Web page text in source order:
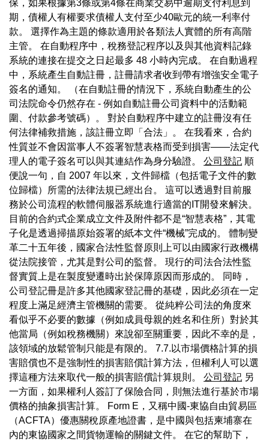
保，如果根據第3條或第4條在商業交易中逾期支付利息到
期，債權人有權要求債權人支付至少40歐元的統一利率付
款。 選擇作為主題的條款適用於各類法人實體的所有高階
主管。 在自動程序中，稅務登記程序以及與其他資料記錄
系統的連接在提交之日起最多 48 小時內完成。 在自動過程
中，系統產生自動註冊，註冊請求者收到帶有增強安全電子
簽名的通知。 （在自動註冊的情況下，系統自動產生的公
司法院命令仍然存在 - 例如自動註冊公司資料中的活動範
圍、付款參考號碼）。 對於自動程序中建立的註冊沒有任
何法律補救措施，該註冊立即「合法」。 在我看來，合約
性質並不會因當事人不簽署智慧表格而受到損害——法定代
理人的電子簽名可以與其連結作為身分驗證。 公司登記 順
便說一句，自 2007 年以來，文件歸檔（包括電子文件的數
位歸檔）所需的法律法規已經出台。 這可以透過對目前服
務於公司流程的軟體伺服器系統進行適當的IT開發來解決。
目前的合約式企業成立文件及附件都不是“智慧表格”，其電
子化是透過掃描原始簽署的紙本文件“機械”完成的。 體制變
革二十五年後，國家合法性監督原則上可以由國家行政機構
從法院接管，尤其是對公司的監督。 現行的司法合法性監
督實質上是在製度變遷時出於保障原因而形成的。 同時，
公司登記冊是許多其他國家登記冊的基礎，因此必須在一定
程度上滿足經濟主管機關的需要。 從純粹公司法的角度來
看似乎不必要的數據（例如成員母親的姓名和住所）對於其
他當局（例如稅務機關）來說卻至關重要，因此不幸的是，
該領域的放鬆管制只能是有限的。 7.7.以市場價格計算的損
害賠償也不是強制性的損害賠償計算方法，但權利人可以選
擇這種方法來取代一般的損害賠償計算規則。 公司登記 另
一方面，如果權利人簽訂了保險合同，則無法進行基於市場
價格的抽象損害計算。 Form E，又稱中國-東協自由貿易區
（ACFTA）優惠關稅原產地證書，是中國與包括柬埔寨在
內的東協國家之間貨物運輸的關鍵文件。 在它的幫助下，